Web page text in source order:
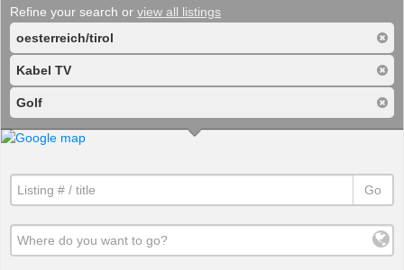
Refine your search or view all listings
oesterreich/tirol
Kabel TV
Golf
Go